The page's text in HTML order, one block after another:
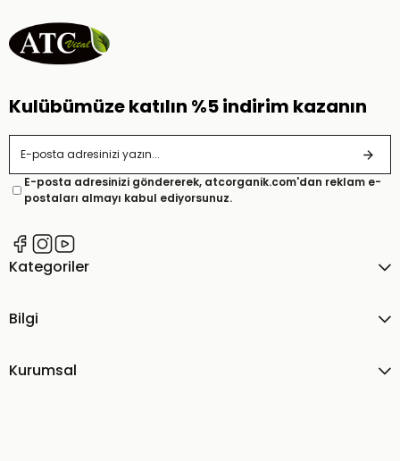
Kulübümüze katılın %5 indirim kazanın
E-posta adresinizi göndererek, atcorganik.com'dan reklam e-
postaları almayı kabul ediyorsunuz.
Kategoriler
Bilgi
Kurumsal